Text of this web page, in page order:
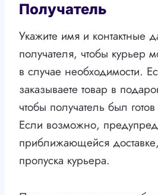
Получатель
Укажите имя и контактные
получателя, чтобы курьер
в случае необходимости.
заказываете товар в
чтобы получатель был
Если возможно,
приближающейся
пропуска курьера.